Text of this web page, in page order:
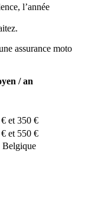
l’année
assurance moto
/ an
et 350 €
et 550 €
Belgique